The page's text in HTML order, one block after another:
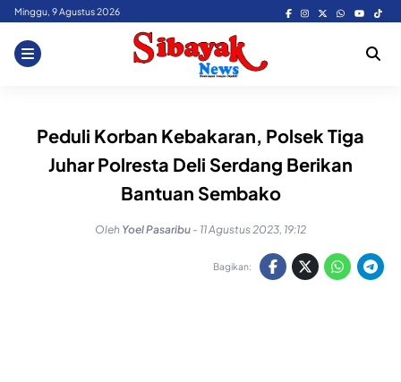
Skip
content
Minggu, 9 Agustus 2026
Peduli Korban Kebakaran, Polsek Tiga
Juhar Polresta Deli Serdang Berikan
Bantuan Sembako
Oleh Yoel Pasaribu - 11 Agustus 2023, 19:12
Bagikan: